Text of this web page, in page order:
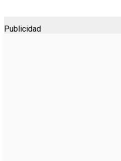
Publicidad